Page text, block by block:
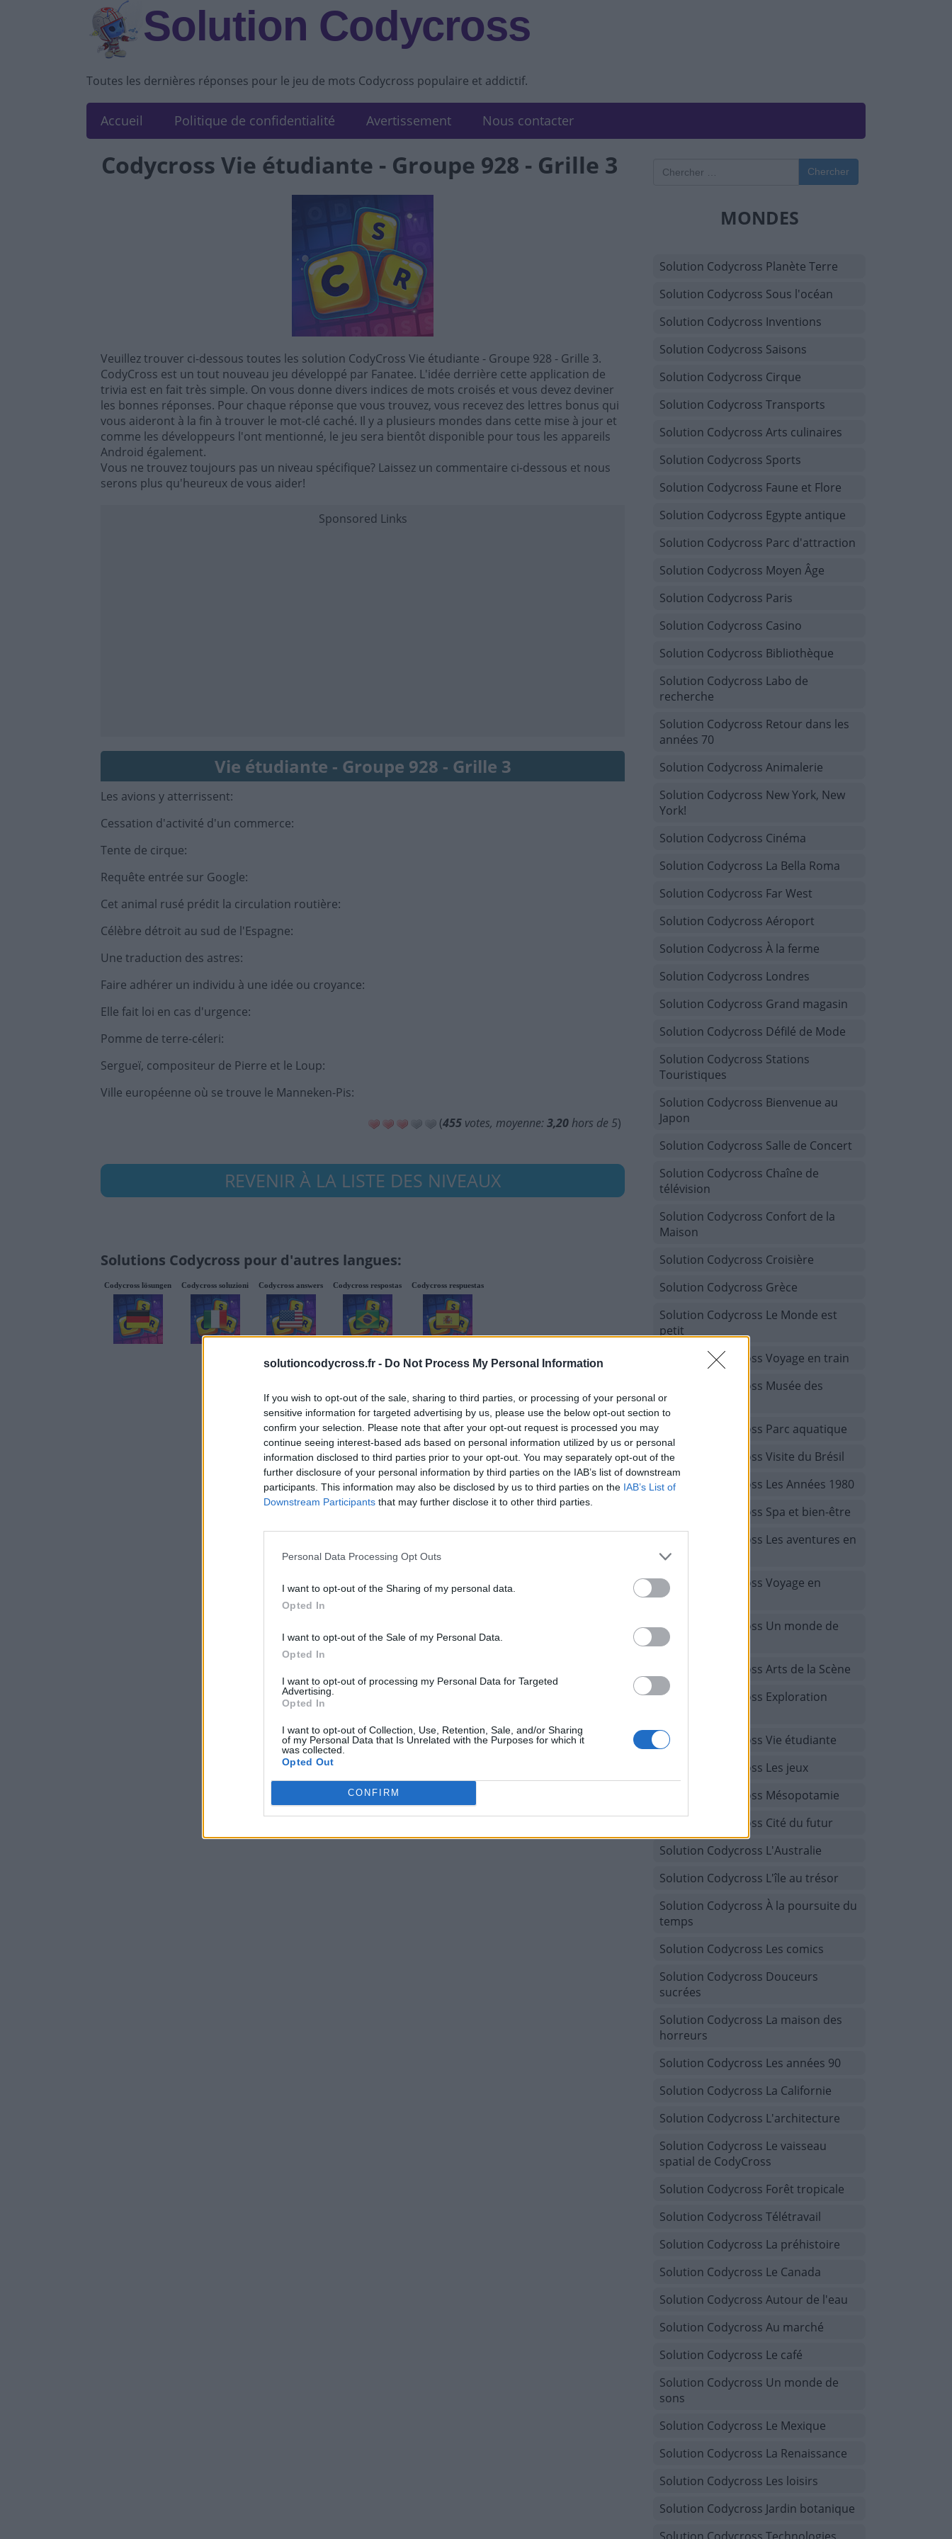
solutioncodycross.fr - Do Not Process My Personal Information
If you wish to opt-out of the sale, sharing to third parties, or processing of your personal or
sensitive information for targeted advertising by us, please use the below opt-out section to
confirm your selection. Please note that after your opt-out request is processed you may
continue seeing interest-based ads based on personal information utilized by us or personal
information disclosed to third parties prior to your opt-out. You may separately opt-out of the
further disclosure of your personal information by third parties on the IAB’s list of downstream
participants. This information may also be disclosed by us to third parties on the IAB’s List of
Downstream Participants that may further disclose it to other third parties.
Personal Data Processing Opt Outs
I want to opt-out of the Sharing of my personal data.
Opted In
I want to opt-out of the Sale of my Personal Data.
Opted In
I want to opt-out of processing my Personal Data for Targeted
Advertising.
Opted In
I want to opt-out of Collection, Use, Retention, Sale, and/or Sharing
of my Personal Data that Is Unrelated with the Purposes for which it
was collected.
Opted Out
CONFIRM
Solution Codycross
Toutes les dernières réponses pour le jeu de mots Codycross populaire et addictif.
Accueil Politique de confidentialité Avertissement Nous contacter
Codycross Vie étudiante - Groupe 928 - Grille 3
Veuillez trouver ci-dessous toutes les solution CodyCross Vie étudiante - Groupe 928 - Grille 3.
CodyCross est un tout nouveau jeu développé par Fanatee. L'idée derrière cette application de
trivia est en fait très simple. On vous donne divers indices de mots croisés et vous devez deviner
les bonnes réponses. Pour chaque réponse que vous trouvez, vous recevez des lettres bonus qui
vous aideront à la fin à trouver le mot-clé caché. Il y a plusieurs mondes dans cette mise à jour et
comme les développeurs l'ont mentionné, le jeu sera bientôt disponible pour tous les appareils
Android également.
Vous ne trouvez toujours pas un niveau spécifique? Laissez un commentaire ci-dessous et nous
serons plus qu'heureux de vous aider!
Sponsored Links
Vie étudiante - Groupe 928 - Grille 3
Les avions y atterrissent:
Cessation d'activité d'un commerce:
Tente de cirque:
Requête entrée sur Google:
Cet animal rusé prédit la circulation routière:
Célèbre détroit au sud de l'Espagne:
Une traduction des astres:
Faire adhérer un individu à une idée ou croyance:
Elle fait loi en cas d'urgence:
Pomme de terre-céleri:
Sergueï, compositeur de Pierre et le Loup:
Ville européenne où se trouve le Manneken-Pis:
(455 votes, moyenne: 3,20hors de 5)
REVENIR À LA LISTE DES NIVEAUX
Solutions Codycross pour d'autres langues:
Codycross lösungen Codycross soluzioni Codycross answers Codycross respostas Codycross respuestas
Chercher
MONDES
Solution Codycross Planète Terre
Solution Codycross Sous l'océan
Solution Codycross Inventions
Solution Codycross Saisons
Solution Codycross Cirque
Solution Codycross Transports
Solution Codycross Arts culinaires
Solution Codycross Sports
Solution Codycross Faune et Flore
Solution Codycross Egypte antique
Solution Codycross Parc d'attraction
Solution Codycross Moyen Âge
Solution Codycross Paris
Solution Codycross Casino
Solution Codycross Bibliothèque
Solution Codycross Labo de
recherche
Solution Codycross Retour dans les
années 70
Solution Codycross Animalerie
Solution Codycross New York, New
York!
Solution Codycross Cinéma
Solution Codycross La Bella Roma
Solution Codycross Far West
Solution Codycross Aéroport
Solution Codycross À la ferme
Solution Codycross Londres
Solution Codycross Grand magasin
Solution Codycross Défilé de Mode
Solution Codycross Stations
Touristiques
Solution Codycross Bienvenue au
Japon
Solution Codycross Salle de Concert
Solution Codycross Chaîne de
télévision
Solution Codycross Confort de la
Maison
Solution Codycross Croisière
Solution Codycross Grèce
Solution Codycross Le Monde est
petit
Solution Codycross Voyage en train
Solution Codycross Musée des
beaux-arts
Solution Codycross Parc aquatique
Solution Codycross Visite du Brésil
Solution Codycross Les Années 1980
Solution Codycross Spa et bien-être
Solution Codycross Les aventures en
camping
Solution Codycross Voyage en
Espagne
Solution Codycross Un monde de
fantaisie
Solution Codycross Arts de la Scène
Solution Codycross Exploration
Solution Codycross Vie étudiante
Solution Codycross Les jeux
Solution Codycross Mésopotamie
Solution Codycross Cité du futur
Solution Codycross L'Australie
Solution Codycross L'île au trésor
Solution Codycross À la poursuite du
temps
Solution Codycross Les comics
Solution Codycross Douceurs
sucrées
Solution Codycross La maison des
horreurs
Solution Codycross Les années 90
Solution Codycross La Californie
Solution Codycross L'architecture
Solution Codycross Le vaisseau
spatial de CodyCross
Solution Codycross Forêt tropicale
Solution Codycross Télétravail
Solution Codycross La préhistoire
Solution Codycross Le Canada
Solution Codycross Autour de l'eau
Solution Codycross Au marché
Solution Codycross Le café
Solution Codycross Un monde de
sons
Solution Codycross Le Mexique
Solution Codycross La Renaissance
Solution Codycross Les loisirs
Solution Codycross Jardin botanique